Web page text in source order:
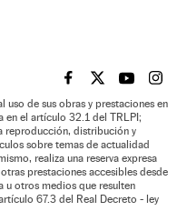
EL PAÍS BRASIL EN
EL PAÍSEL PAÍS
EL
uso de sus obras y prestaciones en
en el artículo 32.1 del TRLPI;
reproducción, distribución y
sobre temas de actualidad
realiza una reserva expresa
prestaciones accesibles desde
u otros medios que resulten
67.3 del Real Decreto - ley